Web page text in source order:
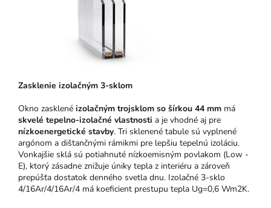
Zasklenie izolačným 3-sklom
Okno zasklené izolačným trojsklom so šírkou 44 mm má
skvelé tepelno-izolačné vlastnosti a je vhodné aj pre
nízkoenergetické stavby. Tri sklenené tabule sú vyplnené
argónom a dištančnými rámikmi pre lepšiu tepelnú izoláciu.
Vonkajšie sklá sú potiahnuté nízkoemisným povlakom (Low -
E), ktorý zásadne znižuje úniky tepla z interiéru a zároveň
prepúšťa dostatok denného svetla dnu. Izolačné 3-sklo
4/16Ar/4/16Ar/4 má koeficient prestupu tepla Ug=0,6 Wm2K.